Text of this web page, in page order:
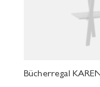
Bücherregal